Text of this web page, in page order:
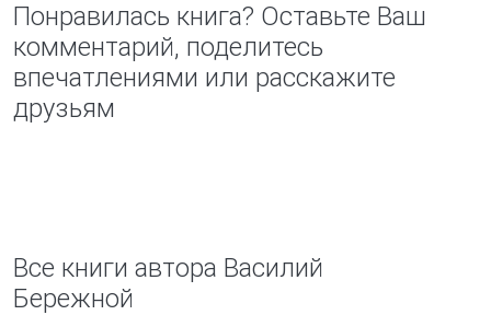
Понравилась книга? Оставьте Ваш
комментарий, поделитесь
впечатлениями или расскажите
друзьям
Все книги автора Василий
Бережной